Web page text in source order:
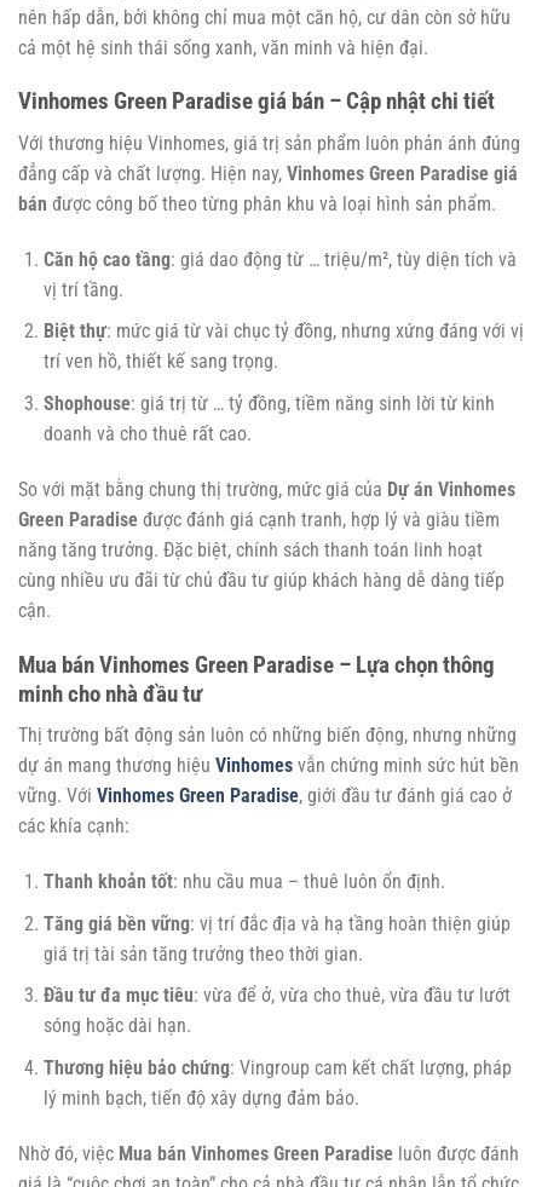
nên hấp dẫn, bởi không chỉ mua một căn hộ, cư dân còn sở hữu
cả một hệ sinh thái sống xanh, văn minh và hiện đại.
Vinhomes Green Paradise giá bán – Cập nhật chi tiết
Với thương hiệu Vinhomes, giá trị sản phẩm luôn phản ánh đúng
đẳng cấp và chất lượng. Hiện nay, Vinhomes Green Paradise giá
bán được công bố theo từng phân khu và loại hình sản phẩm.
Căn hộ cao tầng: giá dao động từ … triệu/m², tùy diện tích và
vị trí tầng.
Biệt thự: mức giá từ vài chục tỷ đồng, nhưng xứng đáng với vị
trí ven hồ, thiết kế sang trọng.
Shophouse: giá trị từ … tỷ đồng, tiềm năng sinh lời từ kinh
doanh và cho thuê rất cao.
So với mặt bằng chung thị trường, mức giá của Dự án Vinhomes
Green Paradise được đánh giá cạnh tranh, hợp lý và giàu tiềm
năng tăng trưởng. Đặc biệt, chính sách thanh toán linh hoạt
cùng nhiều ưu đãi từ chủ đầu tư giúp khách hàng dễ dàng tiếp
cận.
Mua bán Vinhomes Green Paradise – Lựa chọn thông
minh cho nhà đầu tư
Thị trường bất động sản luôn có những biến động, nhưng những
dự án mang thương hiệu Vinhomes vẫn chứng minh sức hút bền
vững. Với Vinhomes Green Paradise, giới đầu tư đánh giá cao ở
các khía cạnh:
Thanh khoản tốt: nhu cầu mua – thuê luôn ổn định.
Tăng giá bền vững: vị trí đắc địa và hạ tầng hoàn thiện giúp
giá trị tài sản tăng trưởng theo thời gian.
Đầu tư đa mục tiêu: vừa để ở, vừa cho thuê, vừa đầu tư lướt
sóng hoặc dài hạn.
Thương hiệu bảo chứng: Vingroup cam kết chất lượng, pháp
lý minh bạch, tiến độ xây dựng đảm bảo.
Nhờ đó, việc Mua bán Vinhomes Green Paradise luôn được đánh